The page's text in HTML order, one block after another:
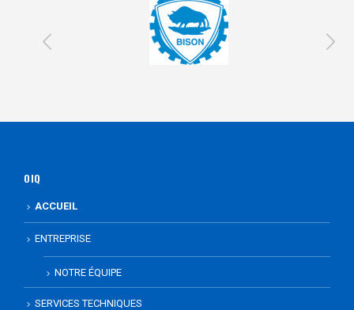
OIQ
ACCUEIL
ENTREPRISE
NOTRE ÉQUIPE
SERVICES TECHNIQUES